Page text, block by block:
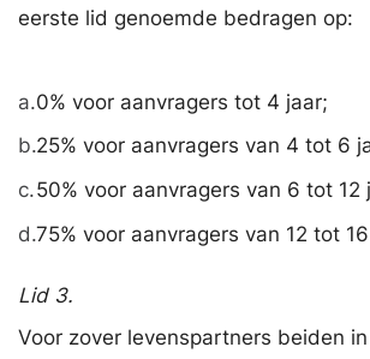
eerste lid genoemde bedragen op:
a.0% voor aanvragers tot 4 jaar;
b.25% voor aanvragers van 4 tot 6
c.50% voor aanvragers van 6 tot 12
d.75% voor aanvragers van 12 tot
Lid 3.
Voor zover levenspartners beiden